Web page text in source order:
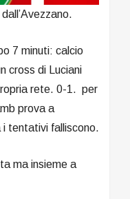
7 minuti: calcio
cross di Luciani
rete. 0-1. per
prova a
tentativi falliscono.
ma insieme a